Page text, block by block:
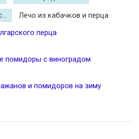
Лечо из кабачков и перца
перца
помидоры с виноградом
и помидоров на зиму